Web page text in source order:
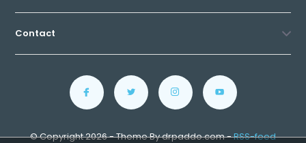
Contact
© Copyright 2026 - Theme By drpaddo.com -RSS-feed